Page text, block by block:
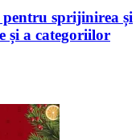
pentru sprijinirea și
și a categoriilor